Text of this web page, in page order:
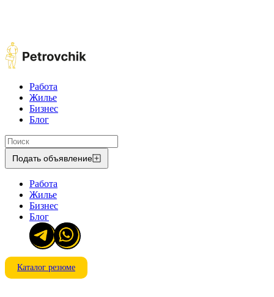
Работа
Жилье
Бизнес
Блог
Подать объявление
Работа
Жилье
Бизнес
Блог
Каталог резюме